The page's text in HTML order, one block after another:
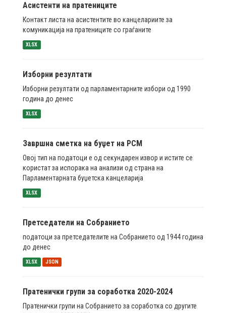
Асистенти на пратениците
Контакт листа на асистентите во канцелариите за
комуникација на пратениците со граѓаните
XLSX
Изборни резултати
Изборни резултати од парламентарните избори од 1990
година до денес
XLSX
Завршна сметка на буџет на РСМ
Овој тип на податоци е од секундарен извор и истите се
користат за испорака на анализи од страна на
Парламентарната буџетска канцеларија
XLSX
Претседатели на Собранието
податоци за претседателите на Собранието од 1944 година
до денес
XLSX JSON
Пратенички групи за соработка 2020-2024
Пратенички групи на Собранието за соработка со другите